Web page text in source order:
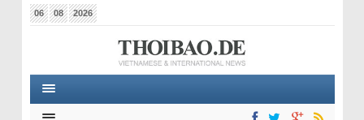
06 08 2026